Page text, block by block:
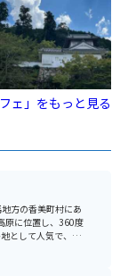
ェ」をもっと見る
方の香美町村にあ
原に位置し、360度
レジャーが楽しめ